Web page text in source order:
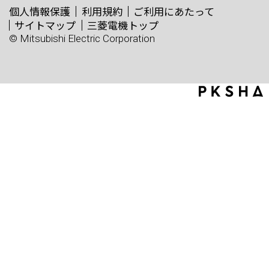
個人情報保護 利用規約
ご利用にあたって
サイトマップ
三菱電機トップ
© Mitsubishi Electric Corporation